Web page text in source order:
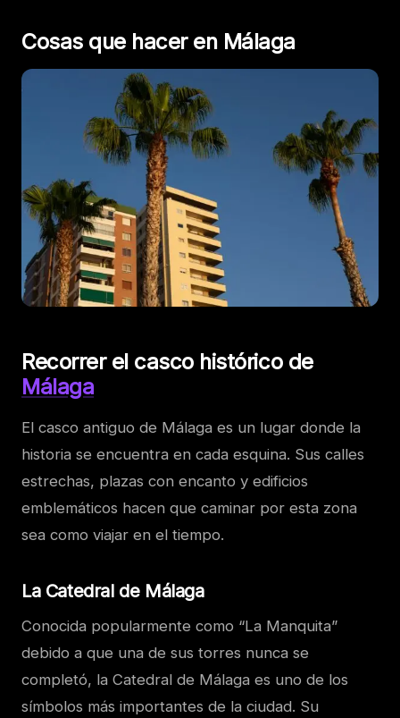
Cosas que hacer en Málaga
Recorrer el casco histórico de
Málaga
El casco antiguo de Málaga es un lugar donde la
historia se encuentra en cada esquina. Sus calles
estrechas, plazas con encanto y edificios
emblemáticos hacen que caminar por esta zona
sea como viajar en el tiempo.
La Catedral de Málaga
Conocida popularmente como “La Manquita”
debido a que una de sus torres nunca se
completó, la Catedral de Málaga es uno de los
símbolos más importantes de la ciudad. Su